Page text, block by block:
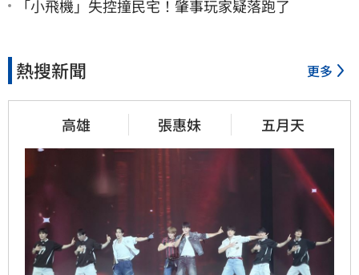
「小飛機」失控撞民宅！肇事玩家疑落跑了
熱搜新聞 更多
高雄 張惠妹 五月天